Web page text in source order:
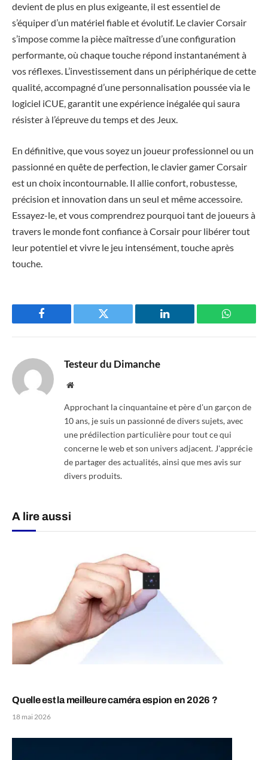
devient de plus en plus exigeante, il est essentiel de
s’équiper d’un matériel fiable et évolutif. Le clavier Corsair
s’impose comme la pièce maîtresse d’une configuration
performante, où chaque touche répond instantanément à
vos réflexes. L’investissement dans un périphérique de cette
qualité, accompagné d’une personnalisation poussée via le
logiciel iCUE, garantit une expérience inégalée qui saura
résister à l’épreuve du temps et des Jeux.
En définitive, que vous soyez un joueur professionnel ou un
passionné en quête de perfection, le clavier gamer Corsair
est un choix incontournable. Il allie confort, robustesse,
précision et innovation dans un seul et même accessoire.
Essayez-le, et vous comprendrez pourquoi tant de joueurs à
travers le monde font confiance à Corsair pour libérer tout
leur potentiel et vivre le jeu intensément, touche après
touche.
Facebook Twitter LinkedIn
Testeur du Dimanche
Website
Approchant la cinquantaine et père d'un garçon de
10 ans, je suis un passionné de divers sujets, avec
une prédilection particulière pour tout ce qui
concerne le web et son univers adjacent. J'apprécie
de partager des actualités, ainsi que mes avis sur
divers produits.
A lire aussi
Quelle est la meilleure caméra espion en 2026 ?
18 mai 2026